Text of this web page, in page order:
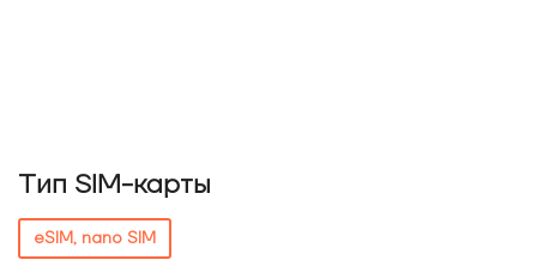
Тип SIM-карты
eSIM, nano SIM